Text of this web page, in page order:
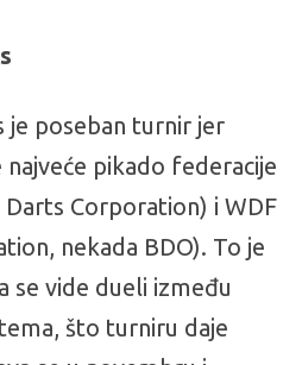
je poseban turnir jer
pikado federacije
Corporation) i WDF
nekada BDO). To je
se vide dueli između
što turniru daje